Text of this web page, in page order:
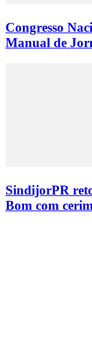
Congresso
Manual de
SindijorPR
Bom com